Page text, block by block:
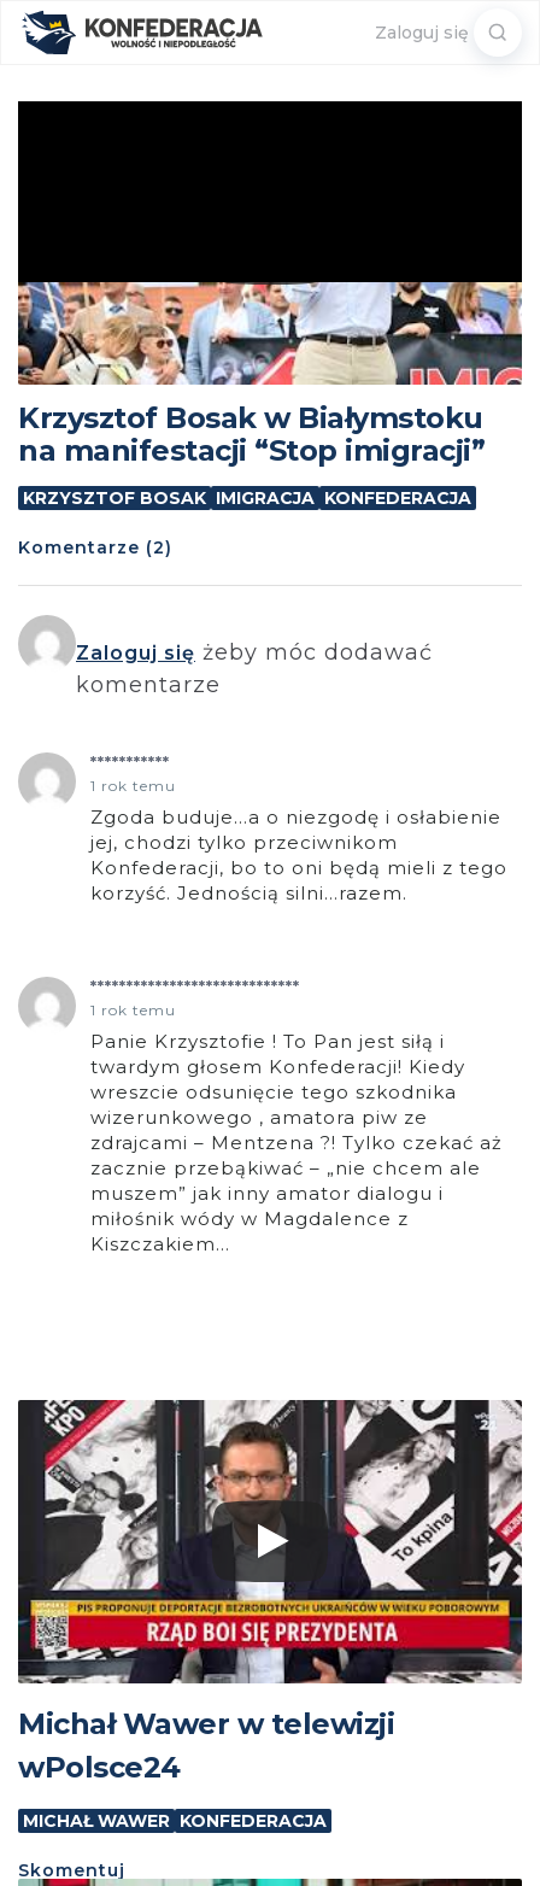
Zaloguj się
Krzysztof Bosak w Białymstoku
na manifestacji “Stop imigracji”
KRZYSZTOF BOSAK IMIGRACJA KONFEDERACJA
Komentarze (2)
Zaloguj się żeby móc dodawać
komentarze
***********
1 rok temu
Zgoda buduje…a o niezgodę i osłabienie
jej, chodzi tylko przeciwnikom
Konfederacji, bo to oni będą mieli z tego
korzyść. Jednością silni…razem.
*****************************
1 rok temu
Panie Krzysztofie ! To Pan jest siłą i
twardym głosem Konfederacji! Kiedy
wreszcie odsunięcie tego szkodnika
wizerunkowego , amatora piw ze
zdrajcami – Mentzena ?! Tylko czekać aż
zacznie przebąkiwać – „nie chcem ale
muszem” jak inny amator dialogu i
miłośnik wódy w Magdalence z
Kiszczakiem…
Michał Wawer w telewizji
wPolsce24
MICHAŁ WAWER KONFEDERACJA
Skomentuj